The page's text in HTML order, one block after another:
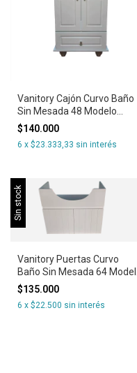
Vanitory Cajón Curvo Baño
Sin Mesada 48 Modelo
Venecia
$140.000
6 x $23.333,33 sin interés
Sin stock
Vanitory Puertas Curvo
Baño Sin Mesada 64 Modelo
Venecia colgante Blanco
$135.000
6 x $22.500 sin interés